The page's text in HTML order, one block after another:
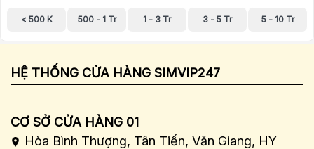
< 500 K 500 - 1 Tr 1 - 3 Tr 3 - 5 Tr 5 - 10 Tr
HỆ THỐNG CỬA HÀNG SIMVIP247
CƠ SỞ CỬA HÀNG 01
Hòa Bình Thượng, Tân Tiến, Văn Giang, HY